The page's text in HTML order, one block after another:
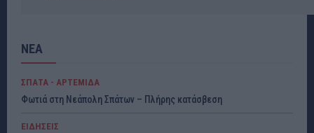
ΝΕΑ
ΣΠΑΤΑ - ΑΡΤΕΜΙΔΑ
Φωτιά στη Νεάπολη Σπάτων – Πλήρης κατάσβεση
ΕΙΔΗΣΕΙΣ